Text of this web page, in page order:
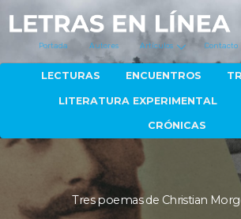
Portada Autores Artículos Contacto
LECTURAS ENCUENTROS
LITERATURA EXPERIMENTAL
CRÓNICAS
Tres poemas de Christian